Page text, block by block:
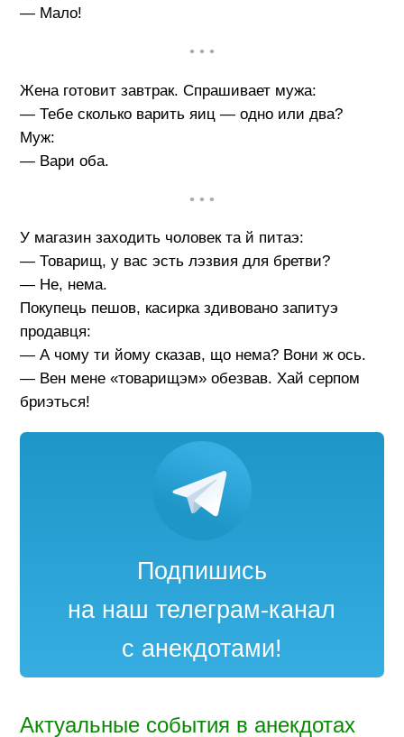
— Мало!
• • •
Жена готовит завтрак. Спрашивает мужа:
— Тебе сколько варить яиц — одно или два?
Муж:
— Вари оба.
• • •
У магазин заходить чоловек та й питаэ:
— Товарищ, у вас эсть лэзвия для бретви?
— Не, нема.
Покупець пешов, касирка здивовано запитуэ
продавця:
— А чому ти йому сказав, що нема? Вони ж ось.
— Вен мене «товарищэм» обезвав. Хай серпом
бриэться!
Подпишись
на наш телеграм-канал
с анекдотами!
Актуальные события в анекдотах